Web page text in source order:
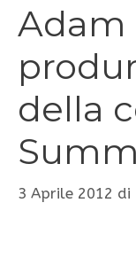
Adam
della
3 Aprile 2012 di